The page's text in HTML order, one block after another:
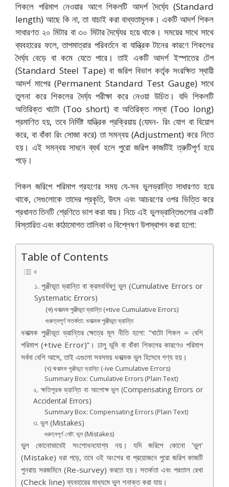
শিকলে পরিমাপ নেওয়ার আগে শিকলটি আদর্শ দৈর্ঘ্যে (Standard
length) আছে কি না, তা যাচাই করা বাধ্যতামূলক। একটি আদর্শ শিকল
সাধারণত ২০ মিটার বা ৩০ মিটার দৈর্ঘ্যের হয়ে থাকে। সময়ের সাথে সাথে
ব্যবহারের ফলে, তাপমাত্রার পরিবর্তনে বা যান্ত্রিক টানের কারণে শিকলের
দৈর্ঘ্য বেড়ে বা কমে যেতে পারে। তাই একটি আদর্শ ইস্পাতের টেপ
(Standard Steel Tape) বা জরিপ বিভাগ কর্তৃক সংরক্ষিত স্থায়ী
আদর্শ মাপের (Permanent Standard Test Gauge) সাথে
তুলনা করে শিকলের দৈর্ঘ্য পরীক্ষা করে নেওয়া উচিত। যদি শিকলটি
অতিরিক্ত খাটো (Too short) বা অতিরিক্ত লম্বা (Too long)
প্রমাণিত হয়, তবে নির্দিষ্ট যান্ত্রিক প্রক্রিয়ায় (যেমন- রিং যোগ বা বিয়োগ
করে, বা বাঁকা রিং সোজা করে) তা সমন্বয় (Adjustment) করে নিতে
হয়। এই সমন্বয় সাধনে ব্যর্থ হলে পুরো জরিপ কাজটিই ত্রুটিপূর্ণ হয়ে
পড়ে।
শিকল জরিপে পরিমাপ গ্রহণের সময় যে-সব ভুলভ্রান্তি সাধারণত হয়ে
থাকে, সেগুলোকে তাদের প্রকৃতি, উৎস এবং আচরণের ওপর ভিত্তি করে
প্রধানত তিনটি শ্রেণিতে ভাগ করা যায়। নিচে এই ভুলভ্রান্তিগুলোর একটি
বিস্তারিত এবং কাঠামোগত তালিকা ও বিশ্লেষণ উপস্থাপন করা হলো:
Table of Contents
১. পুঞ্জীভূত ভ্রান্তি বা ক্রমবর্ধিষ্ণু ভুল (Cumulative Errors or
Systematic Errors)
(ক) ধনাত্মক পুঞ্জীভূত ভ্রান্তি (+tive Cumulative Errors)
গুরুত্বপূর্ণ সতর্কতা: ধনাত্মক পুঞ্জীভূত ভ্রান্তি
ধনাত্মক পুঞ্জীভূত ভ্রান্তির ক্ষেত্রে মূল নীতি হলো: “খাটো শিকল = বেশি
পরিমাপ (+tive Error)”। ঢালু ভূমি বা বাঁকা শিকলের কারণেও পরিমাপ
সর্বদা বেশি আসে, তাই এগুলো সবসময় ধনাত্মক ভুল হিসেবে গণ্য হয়।
(খ) ঋণাত্মক পুঞ্জীভূত ভ্রান্তি (-ive Cumulative Errors)
Summary Box: Cumulative Errors (Plain Text)
২. ক্ষতিপূরক ভ্রান্তি বা আপোক্ষ ভুল (Compensating Errors or
Accidental Errors)
Summary Box: Compensating Errors (Plain Text)
৩. ভুল (Mistakes)
গুরুত্বপূর্ণ নোট: ভুল (Mistakes)
ভুল কোনোভাবেই সংশোধনযোগ্য নয়। যদি জরিপে কোনো ‘ভুল’
(Mistake) ধরা পড়ে, তবে ওই অংশের বা প্রয়োজনে পুরো জরিপ কাজটি
পুনরায় সরজমিনে (Re-survey) করতে হয়। সতর্কতা এবং পরতাল রেখা
(Check line) ব্যবহারের মাধ্যমে ভুল শনাক্ত করা যায়।